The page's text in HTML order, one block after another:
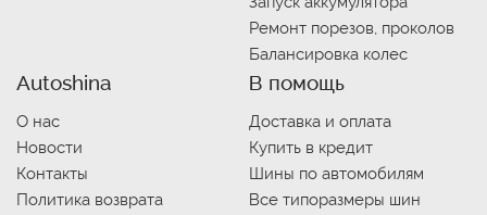
Ремонт порезов, проколов
Балансировка колес
Autoshina
О нас
Новости
Контакты
Политика возврата
В помощь
Доставка и оплата
Купить в кредит
Шины по автомобилям
Все типоразмеры шин